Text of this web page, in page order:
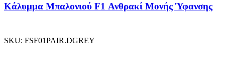
Κάλυμμα Μπαλονιού F1 Ανθρακί Μονής Ύφανσης
SKU: FSF01PAIR.DGREY